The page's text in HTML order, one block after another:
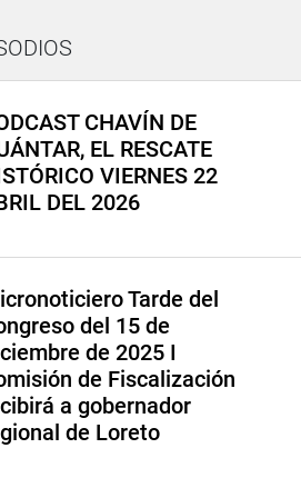
CHAVÍN DE
EL RESCATE
VIERNES 22
DEL 2026
Tarde del
del 15 de
de 2025 I
de Fiscalización
a gobernador
de Loreto